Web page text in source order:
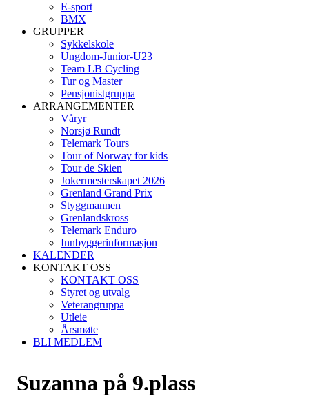
E-sport
BMX
GRUPPER
Sykkelskole
Ungdom-Junior-U23
Team LB Cycling
Tur og Master
Pensjonistgruppa
ARRANGEMENTER
Våryr
Norsjø Rundt
Telemark Tours
Tour of Norway for kids
Tour de Skien
Jokermesterskapet 2026
Grenland Grand Prix
Styggmannen
Grenlandskross
Telemark Enduro
Innbyggerinformasjon
KALENDER
KONTAKT OSS
KONTAKT OSS
Styret og utvalg
Veterangruppa
Utleie
Årsmøte
BLI MEDLEM
Suzanna på 9.plass